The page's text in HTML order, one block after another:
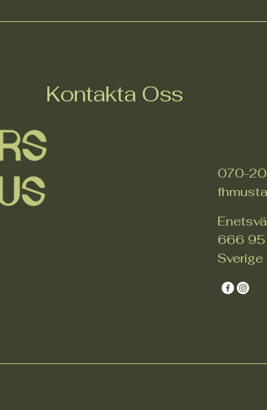
Kontakta Oss
070-
666 95
Sverige